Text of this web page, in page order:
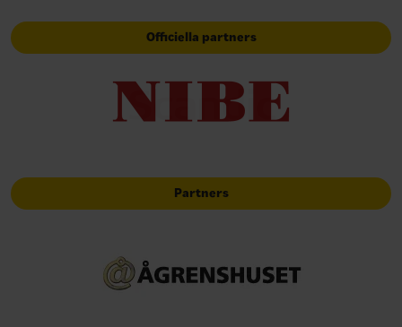
Officiella partners
Partners